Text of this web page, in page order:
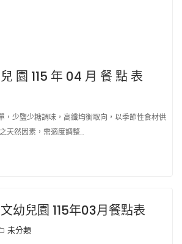
園 115 年 04 月 餐 點 表
，少鹽少糖調味，高纖均衡取向，以季節性食材供
天然因素，需適度調整…
幼兒園 115年03月餐點表
未分類